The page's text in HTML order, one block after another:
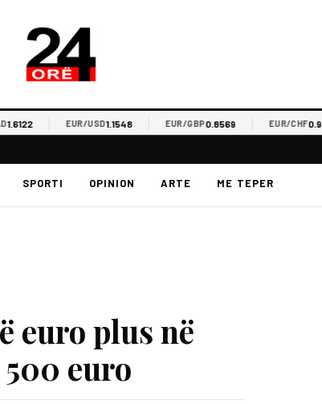
EUR/USD1.1548 EUR/GBP0.8569 EUR/CHF0.9344
SPORTI OPINION ARTE ME TEPER
euro plus në
euro